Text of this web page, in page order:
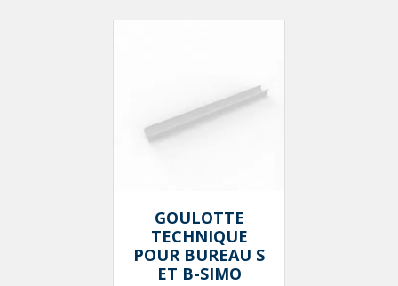
GOULOTTE
TECHNIQUE
POUR BUREAU S
ET B-SIMO